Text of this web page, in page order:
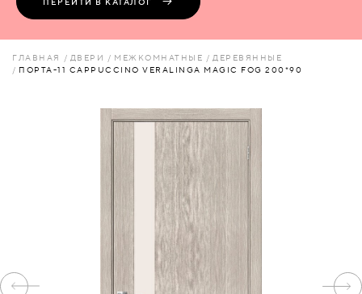
КОМПЛЕКТУЮЩИЕ
ГЛАВНАЯ ДВЕРИ МЕЖКОМНАТНЫЕ
ДЕРЕВЯННЫЕ
ПОРТА-11 CAPPUCCINO VERALINGA MAGIC FOG 200*90